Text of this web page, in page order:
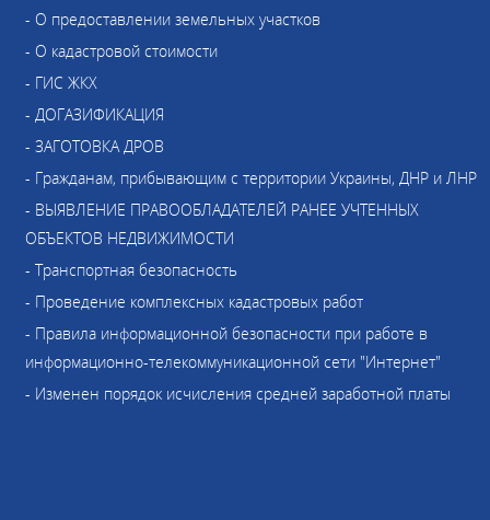
- О предоставлении земельных участков
- О кадастровой стоимости
- ГИС ЖКХ
- ДОГАЗИФИКАЦИЯ
- ЗАГОТОВКА ДРОВ
- Гражданам, прибывающим с территории Украины, ДНР и ЛНР
- ВЫЯВЛЕНИЕ ПРАВООБЛАДАТЕЛЕЙ РАНЕЕ УЧТЕННЫХ
ОБЪЕКТОВ НЕДВИЖИМОСТИ
- Транспортная безопасность
- Проведение комплексных кадастровых работ
- Правила информационной безопасности при работе в
информационно-телекоммуникационной сети "Интернет"
- Изменен порядок исчисления средней заработной платы